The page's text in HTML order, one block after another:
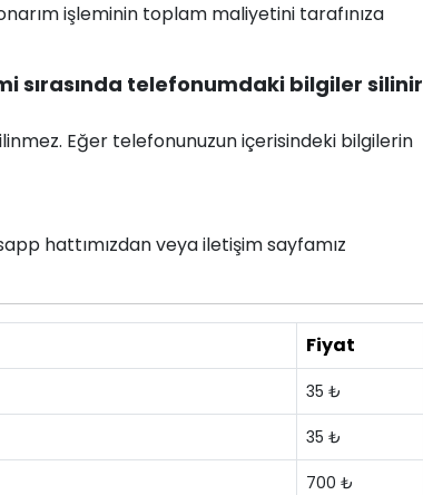
işleminin toplam maliyetini tarafınıza
sırasında telefonumdaki bilgiler silinir
Eğer telefonunuzun içerisindeki bilgilerin
hattımızdan veya iletişim sayfamız
Fiyat
35 ₺
35 ₺
700 ₺